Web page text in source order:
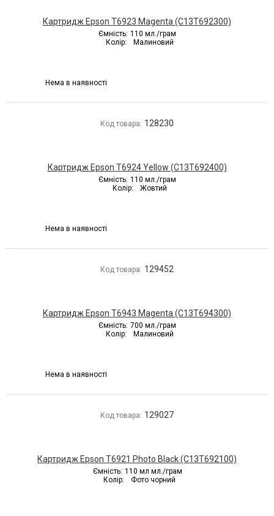
Картридж Epson T6923 Magenta (C13T692300)
Ємність: 110 мл./грам
Колір:
Малиновий
Нема в наявності
Код товара: 128230
Картридж Epson T6924 Yellow (C13T692400)
Ємність: 110 мл./грам
Колір:
Жовтий
Нема в наявності
Код товара: 129452
Картридж Epson T6943 Magenta (C13T694300)
Ємність: 700 мл./грам
Колір:
Малиновий
Нема в наявності
Код товара: 129027
Картридж Epson T6921 Photo Black (C13T692100)
Ємність: 110 мл мл./грам
Колір:
Фото чорний